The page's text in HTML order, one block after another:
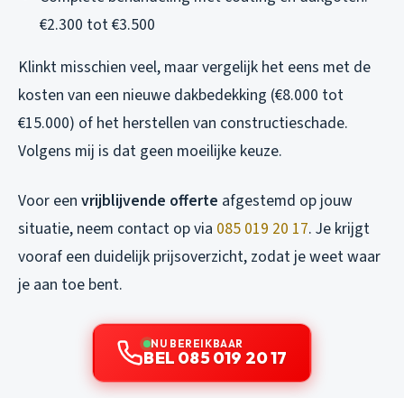
€2.300 tot €3.500
Klinkt misschien veel, maar vergelijk het eens met de
kosten van een nieuwe dakbedekking (€8.000 tot
€15.000) of het herstellen van constructieschade.
Volgens mij is dat geen moeilijke keuze.
Voor een vrijblijvende offerte afgestemd op jouw
situatie, neem contact op via 085 019 20 17. Je krijgt
vooraf een duidelijk prijsoverzicht, zodat je weet waar
je aan toe bent.
NU BEREIKBAAR
BEL 085 019 20 17